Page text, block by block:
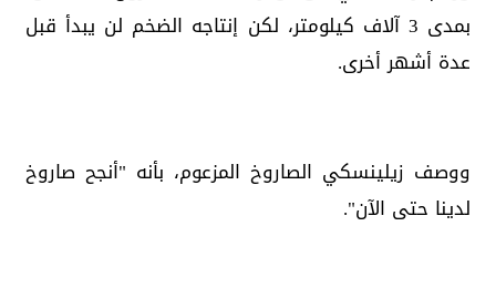
بمدى 3 آلاف كيلومتر، لكن إنتاجه الضخم لن يبدأ قبل
عدة أشهر أخرى.
ووصف زيلينسكي الصاروخ المزعوم، بأنه "أنجح صاروخ
لدينا حتى الآن".